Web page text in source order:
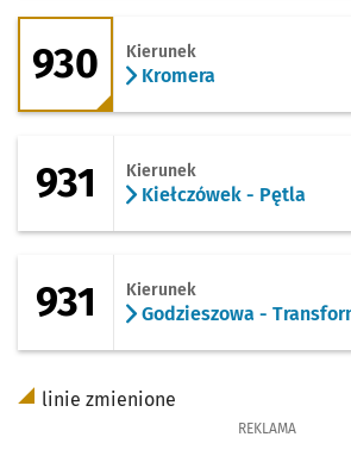
930 - kierunek Kromera
930 Kierunek
Kromera
931 - kierunek
931 Kierunek
Kiełczówek - Pętla
931 - kierunek
931 Kierunek
Godzieszowa -
linie zmienione
REKLAMA